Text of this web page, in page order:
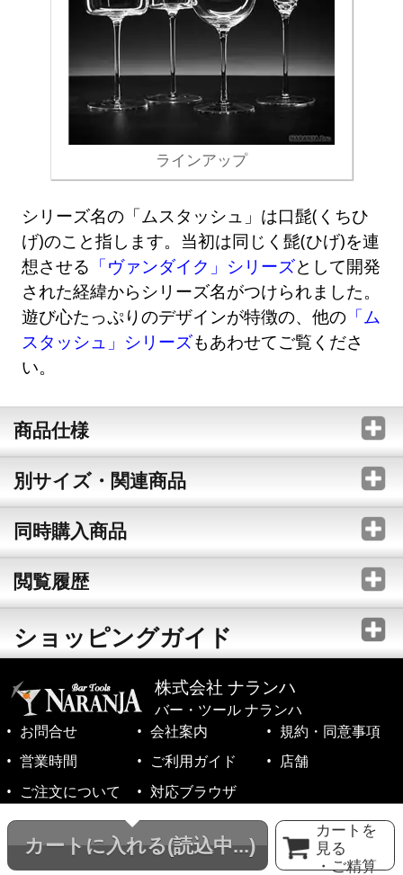
カートに入れる(読込中...)
カートを
見る
・ご精算
ラインアップ
シリーズ名の「ムスタッシュ」は口髭(くちひ
げ)のこと指します。当初は同じく髭(ひげ)を連
想させる 「ヴァンダイク」シリーズとして開発
された経緯からシリーズ名がつけられました。
遊び心たっぷりのデザインが特徴の、他の 「ム
スタッシュ」シリーズもあわせてご覧くださ
い。
商品仕様
別サイズ・関連商品
同時購入商品
閲覧履歴
ショッピングガイド
株式会社 ナランハ
バー・ツール ナランハ
お問合せ
会社案内
規約・同意事項
営業時間
ご利用ガイド
店舗
ご注文について
対応ブラウザ
©1999-2026 NARANJA Inc. All Rights Reserved.